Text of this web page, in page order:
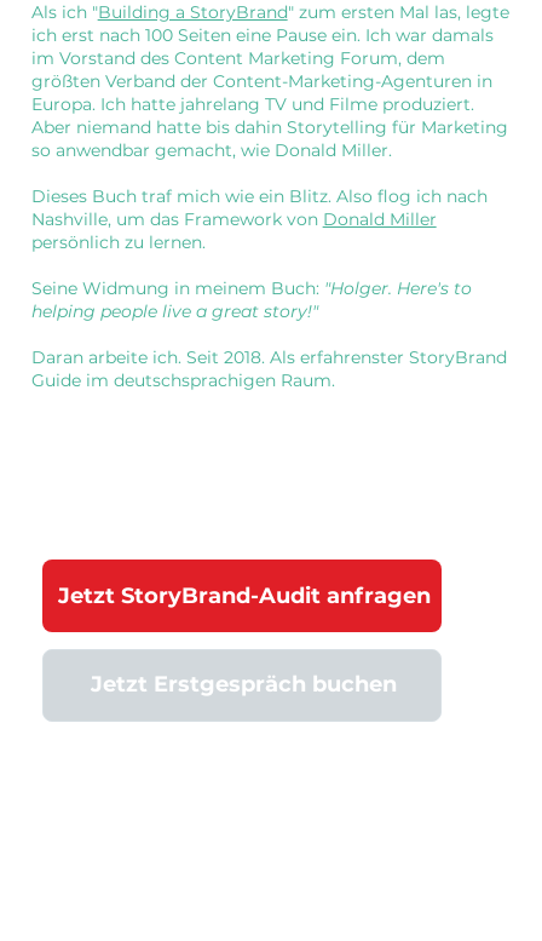
Als ich "Building a StoryBrand" zum ersten Mal las, legte
ich erst nach 100 Seiten eine Pause ein. Ich war damals
im Vorstand des Content Marketing Forum, dem
größten Verband der Content-Marketing-Agenturen in
Europa. Ich hatte jahrelang TV und Filme produziert.
Aber niemand hatte bis dahin Storytelling für Marketing
so anwendbar gemacht, wie Donald Miller.
Dieses Buch traf mich wie ein Blitz. Also flog ich nach
Nashville, um das Framework von Donald Miller
persönlich zu lernen.
Seine Widmung in meinem Buch: "Holger. Here's to
helping people live a great story!"
Daran arbeite ich. Seit 2018. Als erfahrenster StoryBrand
Guide im deutschsprachigen Raum.
Jetzt StoryBrand-Audit anfragen
Jetzt Erstgespräch buchen